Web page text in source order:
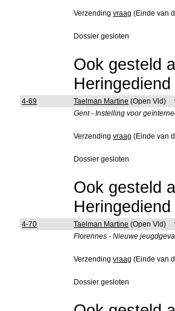
Verzendingvraag (Einde van
Dossier gesloten
Ook gesteld
4-69 Taelman Martine (Open Vld)
Gent - Instelling voor
Verzendingvraag (Einde van
Dossier gesloten
Ook gesteld
4-70 Taelman Martine (Open Vld)
Florennes - Nieuwe
Verzendingvraag (Einde van
Dossier gesloten